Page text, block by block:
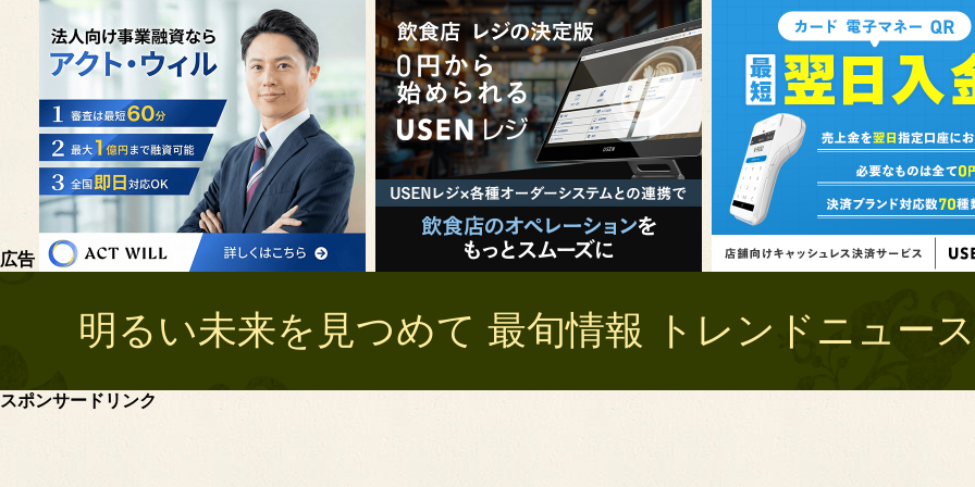
広告
明るい未来を見つめて 最旬情報 トレンドニュー
スポンサードリンク